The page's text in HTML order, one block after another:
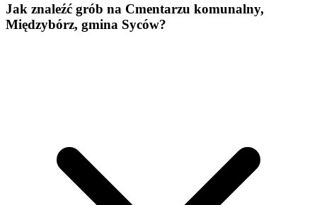
Jak znaleźć grób na Cmentarzu komunalny,
Międzybórz, gmina Syców?